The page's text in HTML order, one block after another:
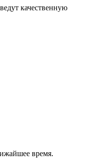
качественную
время.